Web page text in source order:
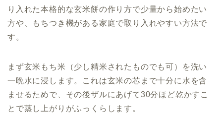
り入れた本格的な玄米餅の作り方で少量から始めたい
方や、もちつき機がある家庭で取り入れやすい方法で
す。
まず玄米もち米（少し精米されたものでも可）を洗い
一晩水に浸します。これは玄米の芯まで十分に水を含
ませるためで、その後ザルにあげて30分ほど乾かすこ
とで蒸し上がりがふっくらします。